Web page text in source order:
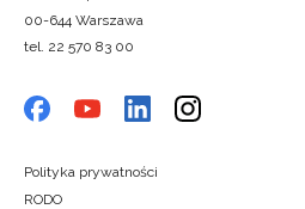
00-644 Warszawa
tel. 22 570 83 00
Polityka prywatności
RODO